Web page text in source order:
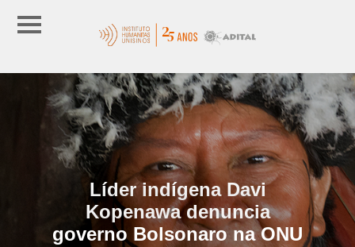
Líder indígena Davi
Kopenawa denuncia
governo Bolsonaro na ONU